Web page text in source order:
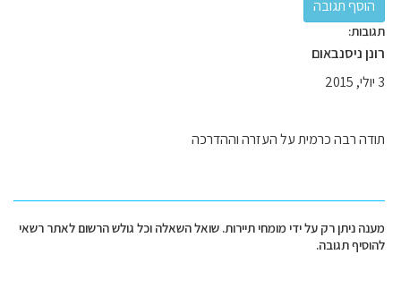
תגובות:
רונן ניסנבאום
3 יולי, 2015
תודה רבה כרמית על העזרה וההדרכה
מענה ניתן רק על ידי מומחי תיירות. שואל השאלה וכל גולש הרשום לאתר רשאי
להוסיף תגובה.